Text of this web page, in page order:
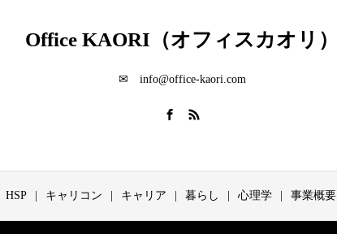
Office KAORI（オフィスカオリ）
✉ info@office-kaori.com
HSP キャリコン キャリア 暮らし 心理学 事業概要